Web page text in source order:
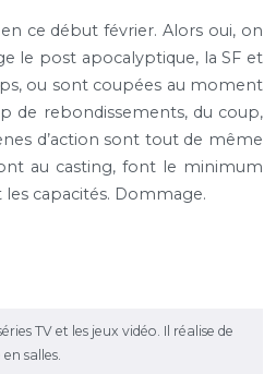
ce début février. Alors oui, on
le post apocalyptique, la SF et
ou sont coupées au moment
de rebondissements, du coup,
d’action sont tout de même
au casting, font le minimum
les capacités. Dommage.
TV et les jeux vidéo. Il réalise de
salles.